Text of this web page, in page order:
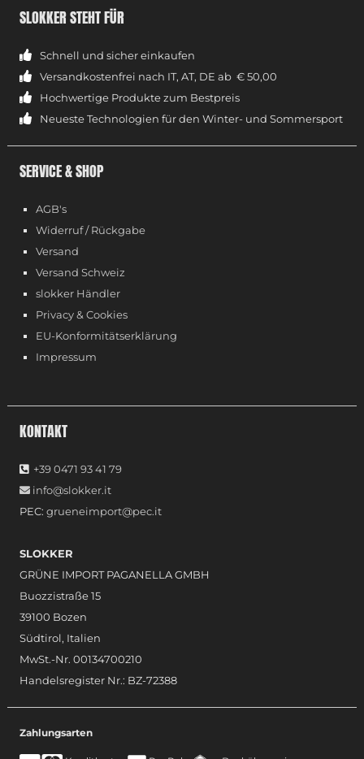
SLOKKER STEHT FÜR
Schnell und sicher einkaufen
Versandkostenfrei nach IT, AT, DE ab € 50,00
Hochwertige Produkte zum Bestpreis
Neueste Technologien für den Winter- und Sommersport
SERVICE & SHOP
AGB's
Widerruf / Rückgabe
Versand
Versand Schweiz
slokker Händler
Privacy & Cookies
EU-Konformitätserklärung
Impressum
KONTAKT
+39 0471 93 41 79
info@slokker.it
PEC:grueneimport@pec.it
SLOKKER
GRÜNE IMPORT PAGANELLA GMBH
Buozzistraße 15
39100 Bozen
Südtirol, Italien
MwSt.-Nr. 00134700210
Handelsregister Nr.: BZ-72388
Zahlungsarten